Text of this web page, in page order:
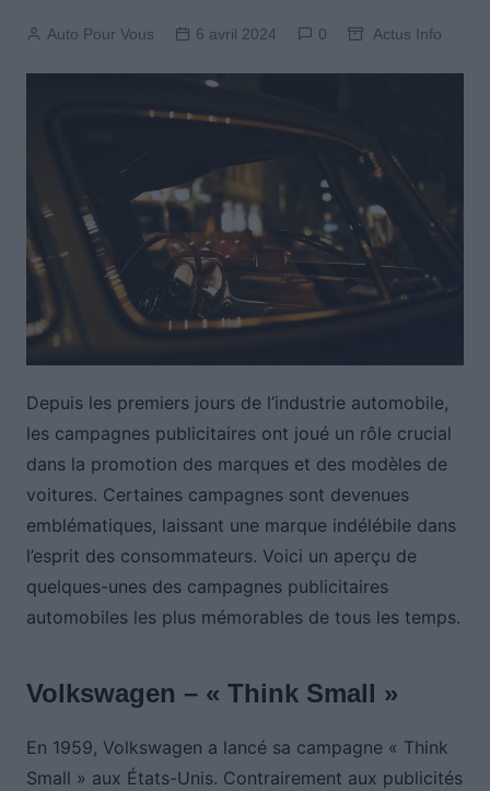
Auto Pour Vous 6 avril 2024 0 Actus Info
Depuis les premiers jours de l’industrie automobile,
les campagnes publicitaires ont joué un rôle crucial
dans la promotion des marques et des modèles de
voitures. Certaines campagnes sont devenues
emblématiques, laissant une marque indélébile dans
l’esprit des consommateurs. Voici un aperçu de
quelques-unes des campagnes publicitaires
automobiles les plus mémorables de tous les temps.
Volkswagen – « Think Small »
En 1959, Volkswagen a lancé sa campagne « Think
Small » aux États-Unis. Contrairement aux publicités